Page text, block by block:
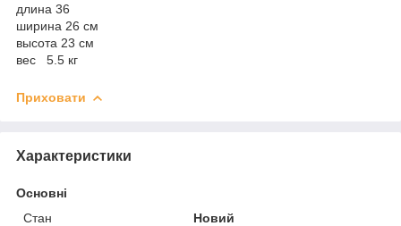
длина 36
ширина 26 см
высота 23 см
вес 5.5 кг
Приховати
Характеристики
Основні
Стан
Новий